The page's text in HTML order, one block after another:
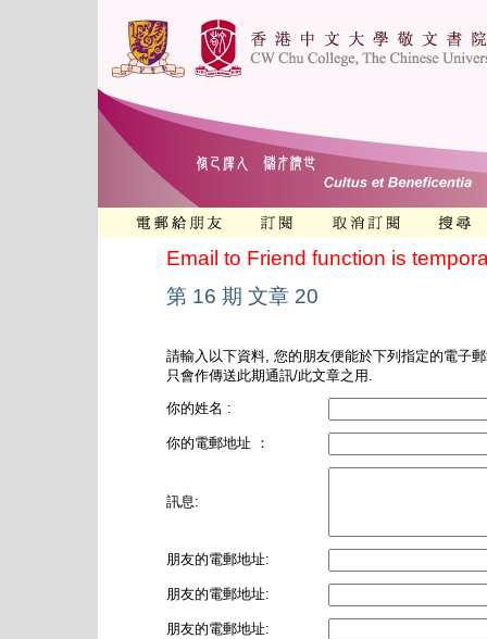
Email to Friend function is
第 16 期 文章 20
請輸入以下資料, 您的朋友便能於下列指定的電子
只會作傳送此期通訊/此文章之用.
你的姓名 :
你的電郵地址 ：
訊息:
朋友的電郵地址:
朋友的電郵地址:
朋友的電郵地址: